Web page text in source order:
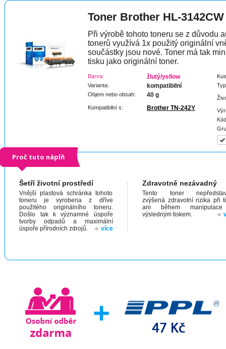
Toner Brother HL-3142CW
Při výrobě tohoto toneru se z důvodu
tonerů využívá 1x použitý originální
součástky jsou nové. Toner má tak
tisku jako originální toner.
Barva: žlutý/yellow
Varianta: kompatibilní
Objem nebo obsah: 40 g
Kompatibilní s: Brother TN-242Y
Proč tuto náplň
Šetří životní prostředí
Vnější plastová schránka tohoto
toneru je vyrobena z dříve
použitého originálního toneru.
Došlo tak k významné úspoře
tvorby odpadů a maximální
úspoře přírodních zdrojů.
více
Zdravotně nezávadný
Tento toner
zvýšená zdravotní rizika při
ani během
výsledným tiskem.